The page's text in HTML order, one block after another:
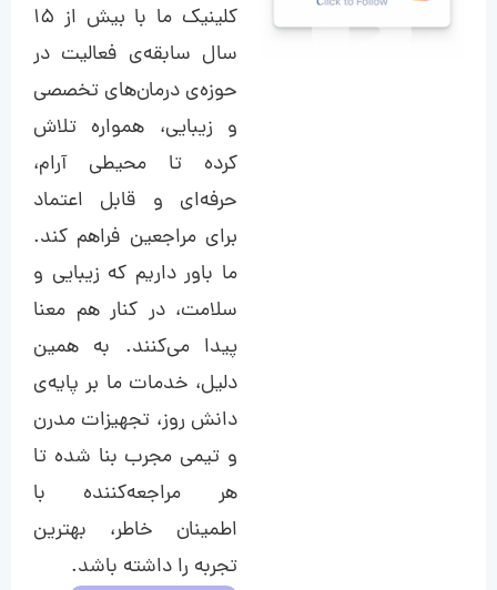
کلینیک ما با بیش از ۱۵
سال سابقه‌ی فعالیت در
حوزه‌ی درمان‌های تخصصی
و زیبایی، همواره تلاش
کرده تا محیطی آرام،
حرفه‌ای و قابل اعتماد
برای مراجعین فراهم کند.
ما باور داریم که زیبایی و
سلامت، در کنار هم معنا
پیدا می‌کنند. به همین
دلیل، خدمات ما بر پایه‌ی
دانش روز، تجهیزات مدرن
و تیمی مجرب بنا شده تا
هر مراجعه‌کننده با
اطمینان خاطر، بهترین
تجربه را داشته باشد.